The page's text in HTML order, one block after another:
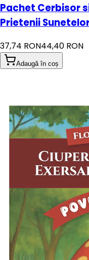
Pachet Cerbisor
Prietenii
37,74 RON44,40 RON
Adaugă în coș